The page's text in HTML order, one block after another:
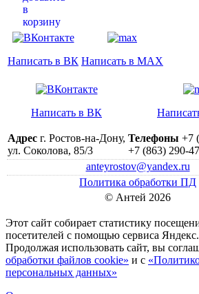
Написать в ВК Написать в MAX
Написать в ВК
Адрес г. Ростов-на-Дону,
ул. Соколова, 85/3
Телефоны +7
+7 (863) 290-
anteyrostov@yandex.ru
Политика обработки ПД
© Антей 2026
Этот сайт собирает статистику
посетителей c помощью сервиса
Продолжая использовать сайт, вы
обработки файлов cookie» и с
персональных данных»